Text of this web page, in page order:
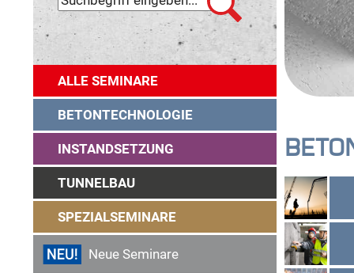
ALLE SEMINARE
BETONTECHNOLOGIE
INSTANDSETZUNG
TUNNELBAU
SPEZIALSEMINARE
Neue Seminare